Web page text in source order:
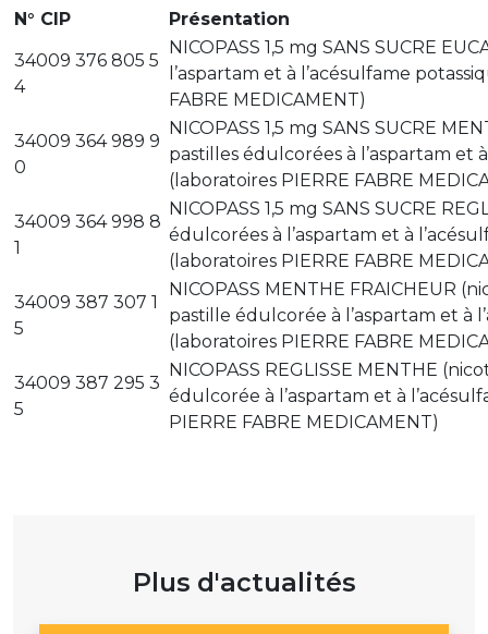
N° CIP
Présentation
34009 376 805 5
4
NICOPASS 1,5 mg SANS SUCRE
l’aspartam et à l’acésulfame
FABRE MEDICAMENT)
34009 364 989 9
0
NICOPASS 1,5 mg SANS SUCRE
pastilles édulcorées à l’aspartam et
(laboratoires PIERRE FABRE
34009 364 998 8
1
NICOPASS 1,5 mg SANS SUCRE
édulcorées à l’aspartam et à
(laboratoires PIERRE FABRE
34009 387 307 1
5
NICOPASS MENTHE FRAICHEUR
pastille édulcorée à l’aspartam et à
(laboratoires PIERRE FABRE
34009 387 295 3
5
NICOPASS REGLISSE MENTHE
édulcorée à l’aspartam et à
PIERRE FABRE MEDICAMENT)
Plus d'actualités